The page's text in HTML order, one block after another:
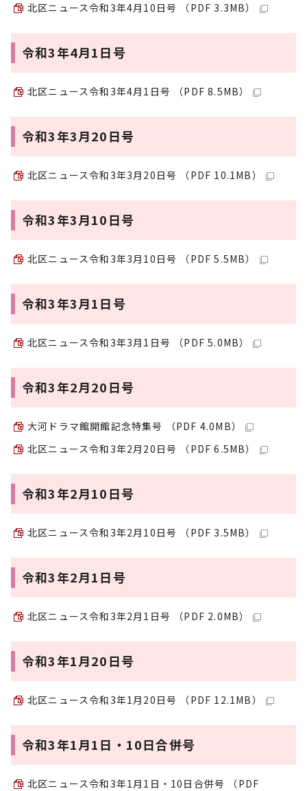
北区ニュース令和3年4月10日号 （PDF 3.3MB）
令和3年4月1日号
北区ニュース令和3年4月1日号 （PDF 8.5MB）
令和3年3月20日号
北区ニュース令和3年3月20日号 （PDF 10.1MB）
令和3年3月10日号
北区ニュース令和3年3月10日号 （PDF 5.5MB）
令和3年3月1日号
北区ニュース令和3年3月1日号 （PDF 5.0MB）
令和3年2月20日号
大河ドラマ館開館記念特集号 （PDF 4.0MB）
北区ニュース令和3年2月20日号 （PDF 6.5MB）
令和3年2月10日号
北区ニュース令和3年2月10日号 （PDF 3.5MB）
令和3年2月1日号
北区ニュース令和3年2月1日号 （PDF 2.0MB）
令和3年1月20日号
北区ニュース令和3年1月20日号 （PDF 12.1MB）
令和3年1月1日・10日合併号
北区ニュース令和3年1月1日・10日合併号 （PDF